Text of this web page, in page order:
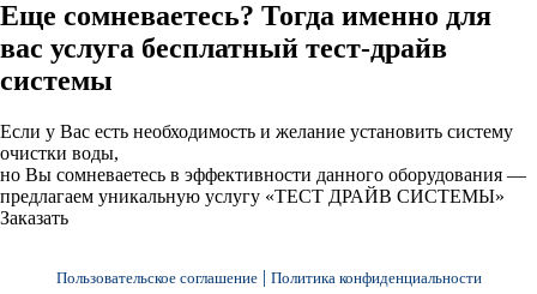
Еще сомневаетесь? Тогда именно для
вас услуга бесплатный тест-драйв
системы
Если у Вас есть необходимость и желание установить систему
очистки воды,
но Вы сомневаетесь в эффективности данного оборудования —
предлагаем уникальную услугу «ТЕСТ ДРАЙВ СИСТЕМЫ»
Заказать
Пользовательское соглашение| Политика конфиденциальности